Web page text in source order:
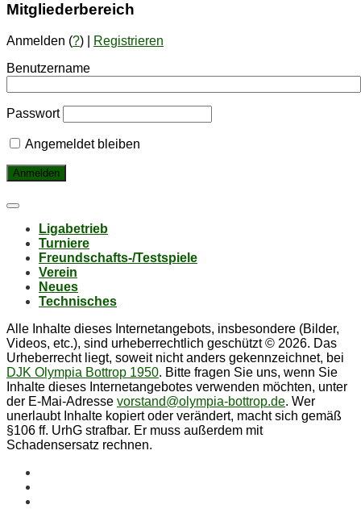
Mit­glie­der­be­reich
Anmelden (?) |
Registrieren
Benutzername
Passwort
Angemeldet bleiben
Li­ga­be­trieb
Tur­nie­re
Freund­schafts-/Test­spie­le
Ver­ein
Neu­es
Tech­ni­sches
Alle Inhalte dieses Internetangebots, insbesondere (Bilder,
Videos, etc.), sind urheberrechtlich geschützt © 2026. Das
Urheberrecht liegt, soweit nicht anders gekennzeichnet, bei
DJK Olympia Bottrop 1950. Bitte fragen Sie uns, wenn Sie
Inhalte dieses Internetangebotes verwenden möchten, unter
der E-Mai-Adresse vorstand@olympia-bottrop.de. Wer
unerlaubt Inhalte kopiert oder verändert, macht sich gemäß
§106 ff. UrhG strafbar. Er muss außerdem mit
Schadensersatz rechnen.